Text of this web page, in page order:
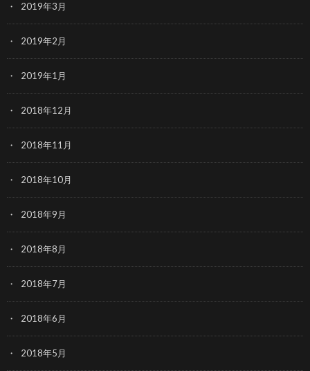
2019年3月
2019年2月
2019年1月
2018年12月
2018年11月
2018年10月
2018年9月
2018年8月
2018年7月
2018年6月
2018年5月